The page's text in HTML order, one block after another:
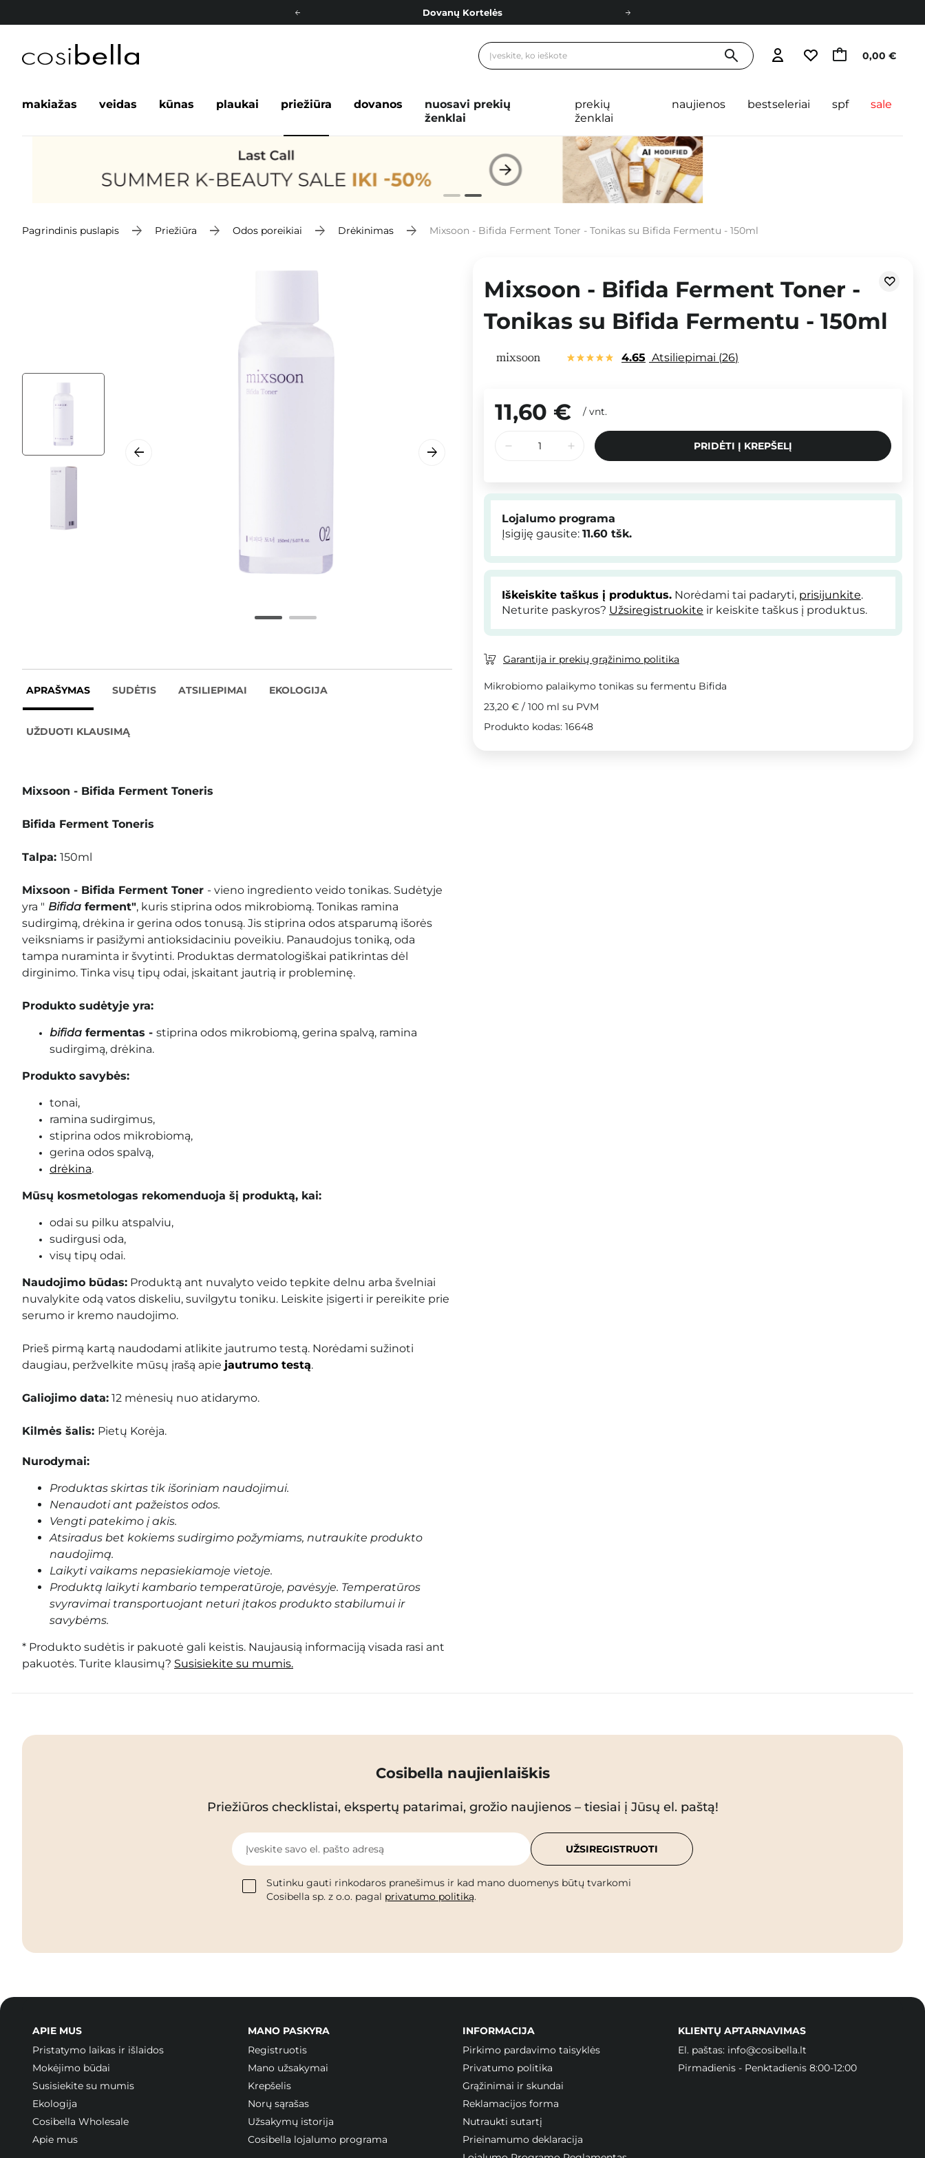
Dovanų Kortelės
Nemokamas pristatymas nuo 40,00 € 0,00 €
makiažas veidas kūnas plaukai priežiūra dovanos
nuosavi prekių
ženklai
prekių
ženklai
naujienos bestseleriai spf sale
Pagrindinis puslapis Priežiūra Odos poreikiai Drėkinimas Mixsoon - Bifida Ferment Toner - Tonikas su Bifida Fermentu - 150ml
APRAŠYMAS SUDĖTIS ATSILIEPIMAI EKOLOGIJA
UŽDUOTI KLAUSIMĄ
Mixsoon - Bifida Ferment Toneris
Bifida Ferment Toneris
Talpa: 150ml
Mixsoon - Bifida Ferment Toner - vieno ingrediento veido tonikas. Sudėtyje
yra " Bifida ferment", kuris stiprina odos mikrobiomą. Tonikas ramina
sudirgimą, drėkina ir gerina odos tonusą. Jis stiprina odos atsparumą išorės
veiksniams ir pasižymi antioksidaciniu poveikiu. Panaudojus toniką, oda
tampa nuraminta ir švytinti. Produktas dermatologiškai patikrintas dėl
dirginimo. Tinka visų tipų odai, įskaitant jautrią ir probleminę.
Produkto sudėtyje yra:
bifida fermentas - stiprina odos mikrobiomą, gerina spalvą, ramina
sudirgimą, drėkina.
Produkto savybės:
tonai,
ramina sudirgimus,
stiprina odos mikrobiomą,
gerina odos spalvą,
drėkina.
Mūsų kosmetologas rekomenduoja šį produktą, kai:
odai su pilku atspalviu,
sudirgusi oda,
visų tipų odai.
Naudojimo būdas: Produktą ant nuvalyto veido tepkite delnu arba švelniai
nuvalykite odą vatos diskeliu, suvilgytu toniku. Leiskite įsigerti ir pereikite prie
serumo ir kremo naudojimo.
Prieš pirmą kartą naudodami atlikite jautrumo testą. Norėdami sužinoti
daugiau, peržvelkite mūsų įrašą apie jautrumo testą.
Galiojimo data: 12 mėnesių nuo atidarymo.
Kilmės šalis: Pietų Korėja.
Nurodymai:
Produktas skirtas tik išoriniam naudojimui.
Nenaudoti ant pažeistos odos.
Vengti patekimo į akis.
Atsiradus bet kokiems sudirgimo požymiams, nutraukite produkto
naudojimą.
Laikyti vaikams nepasiekiamoje vietoje.
Produktą laikyti kambario temperatūroje, pavėsyje. Temperatūros
svyravimai transportuojant neturi įtakos produkto stabilumui ir
savybėms.
* Produkto sudėtis ir pakuotė gali keistis. Naujausią informaciją visada rasi ant
pakuotės. Turite klausimų? Susisiekite su mumis.
Mixsoon - Bifida Ferment Toner -
Tonikas su Bifida Fermentu - 150ml
4.65 Atsiliepimai 26
11,60 € / vnt.
PRIDĖTI Į KREPŠELĮ
Lojalumo programa
Įsigiję gausite: 11.60 tšk.
Iškeiskite taškus į produktus. Norėdami tai padaryti, prisijunkite.
Neturite paskyros? Užsiregistruokite ir keiskite taškus į produktus.
Garantija ir prekių grąžinimo politika
Mikrobiomo palaikymo tonikas su fermentu Bifida
23,20 € / 100 ml su PVM
Produkto kodas: 16648
Cosibella naujienlaiškis
Priežiūros checklistai, ekspertų patarimai, grožio naujienos – tiesiai į Jūsų el. paštą!
Įveskite savo el. pašto adresą
Sutinku gauti rinkodaros pranešimus ir kad mano duomenys būtų tvarkomi
Cosibella sp. z o.o. pagal privatumo politiką.
UŽSIREGISTRUOTI
APIE MUS
Pristatymo laikas ir išlaidos
Mokėjimo būdai
Susisiekite su mumis
Ekologija
Cosibella Wholesale
Apie mus
MANO PASKYRA
Registruotis
Mano užsakymai
Krepšelis
Norų sąrašas
Užsakymų istorija
Cosibella lojalumo programa
INFORMACIJA
Pirkimo pardavimo taisyklės
Privatumo politika
Grąžinimai ir skundai
Reklamacijos forma
Nutraukti sutartį
Prieinamumo deklaracija
KLIENTŲ APTARNAVIMAS
El. paštas: info@cosibella.lt
Pirmadienis - Penktadienis 8:00-12:00